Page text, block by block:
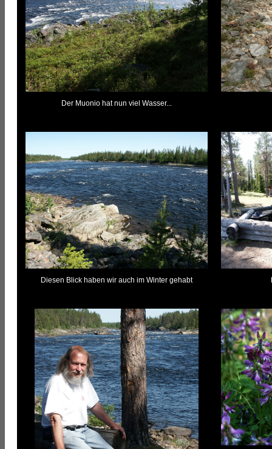
Der Muonio hat nun viel Wasser...
Diesen Blick haben wir auch im Winter gehabt